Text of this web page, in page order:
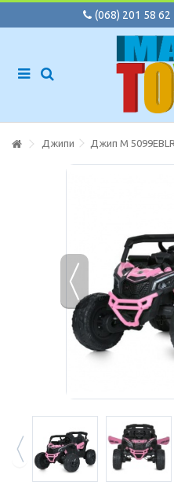
(068) 201 58 62
Джипи Джип M